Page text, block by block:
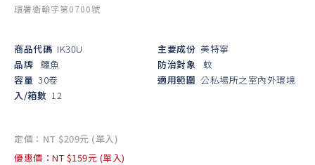
環署衛輸字第0700號
商品代碼 IK30U
品牌 鱷魚
容量 30卷
入/箱數 12
主要成份 美特寧
防治對象 蚊
適用範圍 公私場所之室內外環境
定價：NT $209元 (單入)
優惠價：NT $159元 (單入)